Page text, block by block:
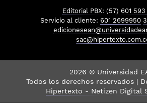
Editorial PBX: (57) 601
Servicio al cliente: 601 2699950
2026 © Universidad
Todos los derechos reservados |
Hipertexto - Netizen Digital